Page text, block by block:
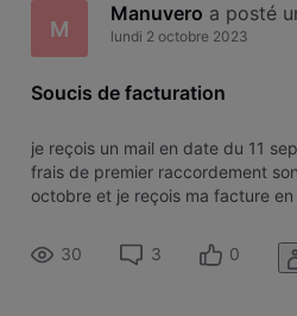
M
Manuvero a posté
lundi 2 octobre 2023
Soucis de facturation
je reçois un mail en date du 11
frais de premier raccordement
octobre et je reçois ma facture
a su me faire enlever les 50 €
30 3 0